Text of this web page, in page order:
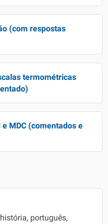
(com respostas
termométricas
MDC (comentados e
português,